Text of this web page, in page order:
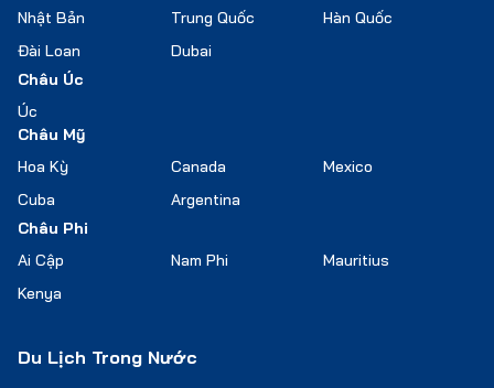
Nhật Bản
Trung Quốc
Hàn Quốc
Đài Loan
Dubai
Châu Úc
Úc
Châu Mỹ
Hoa Kỳ
Canada
Mexico
Cuba
Argentina
Châu Phi
Ai Cập
Nam Phi
Mauritius
Kenya
Du Lịch Trong Nước